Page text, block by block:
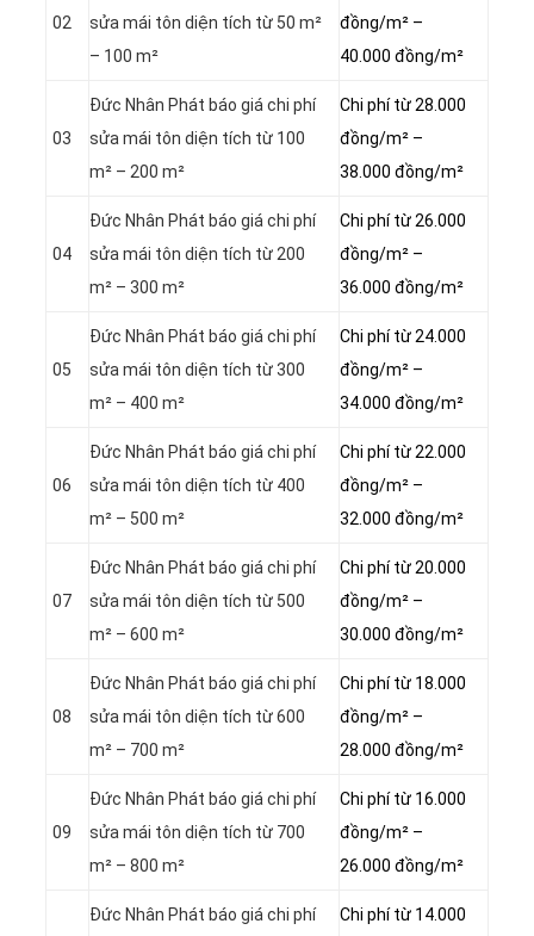
02
sửa mái tôn diện tích từ 50 m²
– 100 m²
đồng/m² –
40.000 đồng/m²
03
Đức Nhân Phát báo giá chi phí
sửa mái tôn diện tích từ 100
m² – 200 m²
Chi phí từ 28.000
đồng/m² –
38.000 đồng/m²
04
Đức Nhân Phát báo giá chi phí
sửa mái tôn diện tích từ 200
m² – 300 m²
Chi phí từ 26.000
đồng/m² –
36.000 đồng/m²
05
Đức Nhân Phát báo giá chi phí
sửa mái tôn diện tích từ 300
m² – 400 m²
Chi phí từ 24.000
đồng/m² –
34.000 đồng/m²
06
Đức Nhân Phát báo giá chi phí
sửa mái tôn diện tích từ 400
m² – 500 m²
Chi phí từ 22.000
đồng/m² –
32.000 đồng/m²
07
Đức Nhân Phát báo giá chi phí
sửa mái tôn diện tích từ 500
m² – 600 m²
Chi phí từ 20.000
đồng/m² –
30.000 đồng/m²
08
Đức Nhân Phát báo giá chi phí
sửa mái tôn diện tích từ 600
m² – 700 m²
Chi phí từ 18.000
đồng/m² –
28.000 đồng/m²
09
Đức Nhân Phát báo giá chi phí
sửa mái tôn diện tích từ 700
m² – 800 m²
Chi phí từ 16.000
đồng/m² –
26.000 đồng/m²
Đức Nhân Phát báo giá chi phí
Chi phí từ 14.000